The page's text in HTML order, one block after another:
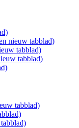
nieuw tabblad)
tabblad)
tabblad)
tabblad)